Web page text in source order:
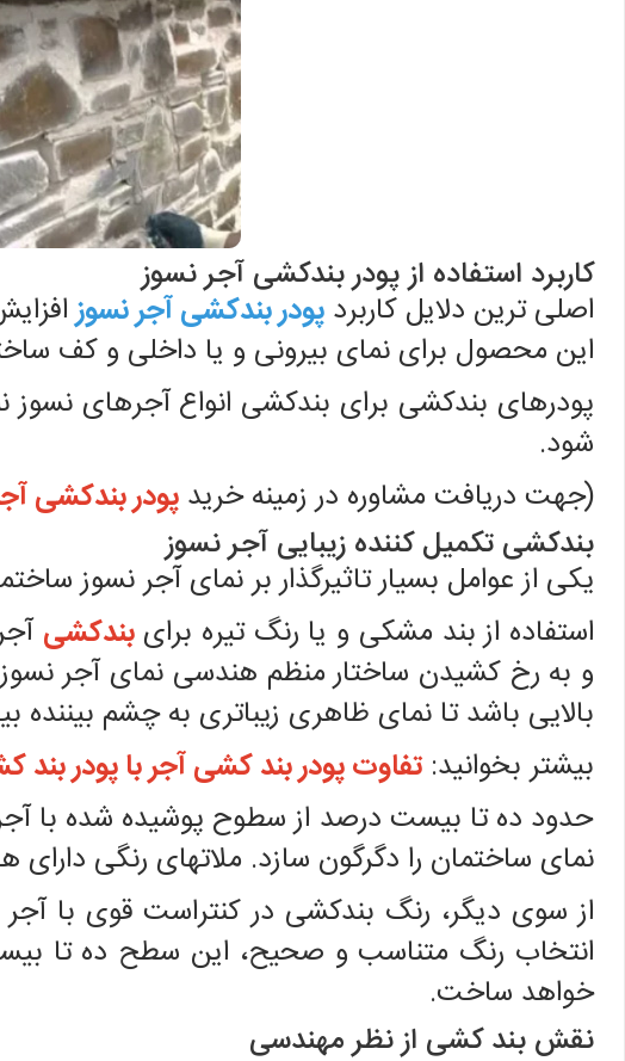
کاربرد استفاده از پودر بندکشی آجر نسوز
اصلی ترین دلایل کاربرد پودر بندکشی آجر نسوز
این محصول برای نمای بیرونی و یا داخلی و کف
پودرهای بندکشی برای بندکشی انواع آجرهای نسوز
شود.
(جهت دریافت مشاوره در زمینه خرید پودر بندکشی
بندکشی تکمیل کننده زیبایی آجر نسوز
يکی از عوامل بسیار تاثيرگذار بر نمای آجر نسوز
استفاده از بند مشکی و یا رنگ تیره برایبندکشی
و به رخ کشیدن ساختار منظم هندسی نمای آجر
بالايی باشد تا نمای ظاهری زيباتری به چشم بیننده
بیشتر بخوانید: تفاوت پودر بند کشی آجر با پودر
حدود ده تا بیست درصد از سطوح پوشیده شده با
نمای ساختمان را دگرگون سازد. ملاتهای رنگی دارای
از سوی دیگر، رنگ بندکشی در کنتراست قوی با
انتخاب رنگ متناسب و صحیح، این سطح ده تا
خواهد ساخت.
نقش بند کشی از نظر مهندسی